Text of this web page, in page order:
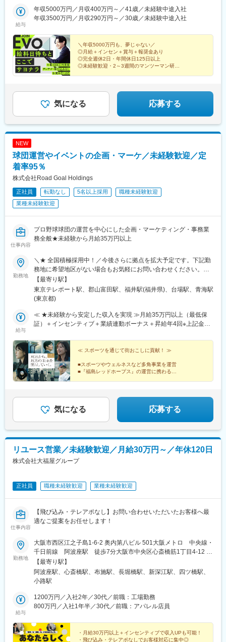
南林間駅、志村坂上駅、駅東公園前駅、下高井戸駅、岩原駅、熊
川駅、逗子・葉山駅、宮前平駅、並木中央駅、西新宿五丁目駅、
山陽女学園前駅、球場前駅(高知県)、大江橋駅、宇都宮駅東口駅
くりこま高原駅、長町一丁目駅、宇治駅(奈良線)、久津川駅、山城
青谷駅、天ケ瀬駅、有佐駅、吉井駅(群馬県)、前橋大島駅、広駅、
西町駅、具同駅、浜崎駅、朝霞台駅、東岩槻駅、大野原駅、亀山
駅(三重県)、三瀬谷駅、南鳥海駅、鶴岡駅、赤湯駅、奈古駅、日野
駅(滋賀県)、堅田駅、近江長岡駅、十文字駅、扇田駅、三ツ境駅、
鴨宮駅、三沢駅(青森県)、板柳駅、磐田駅、美川駅、野々市駅(Ｉ
Ｒいしかわ鉄道線)、九重駅、滑河駅、大網駅、北信太駅、寝屋川
作駅、和泉多摩川駅、井荻駅、阿波山川駅、石井駅(徳島県)、南小
松島駅、ゆいの杜東駅、高久駅、五位堂駅、富雄駅、西加積駅、
守谷駅、ゆめみ野駅、北春日部駅、上星川駅、善行駅、三崎口
駅、内宿駅、柏の葉キャンパス駅、岩瀬駅、古河駅、鶴瀬駅、東
武動物公園駅、上板橋駅、本厚木駅、亀戸水神駅、東千葉駅、高
駅、川和町駅、雀宮駅、岡本駅(栃木県)、木更津駅、北松戸駅、武
里駅、栗橋駅、樅山駅、湯河原駅、松戸駅、東富岡駅、新鹿沼
十条駅(東京都)、みどり台駅、東宿郷駅、江曽島駅、笠間駅、下館
駅、新守谷駅、流山おおたかの森駅、南柏駅、明大前駅、塚原
泉駅、公津の杜駅、八街駅、茂原駅、牛浜駅、藤沢駅、雑色駅、
西立川駅、北八王子駅、三鷹駅、曳舟駅、西葛西駅、逗子駅、宮
崎台駅、並木北駅、古淵駅、矢板駅、北真岡駅、伊勢原駅、淵野
辺駅、中野坂上駅、広電廿日市駅、安芸駅、土佐山田駅、大阪空
港駅(大阪モノレール)、狛江駅、芳賀台駅、学園前駅(奈良県)、上
保原駅、肥後橋駅、下板橋駅、登戸駅、東伏見駅、下総中山駅、
南林間駅、志村坂上駅、駅東公園前駅、下高井戸駅、岩原駅、熊
川駅、逗子・葉山駅、宮前平駅、並木中央駅、西新宿五丁目駅、
山陽女学園前駅、球場前駅(高知県)、大江橋駅、宇都宮駅東口駅
給与
年収5000万円／月収400万円～／41歳／未経験中途入社
年収3500万円／月収290万円～／30歳／未経験中途入社
＼年収5000万円も、夢じゃない／
◎月給＋インセン＋賞与＋報奨金あり
◎完全週休2日・年間休日125日以上
◎未経験歓迎・2～3週間のマンツーマン研修
気になる 応募する
NEW
球団運営やイベントの企画・マーケ／未経験歓迎／定
着率95％
株式会社Road Goal Holdings
正社員 転勤なし 5名以上採用
職種未経験歓迎
業種未経験歓迎
仕事内容
プロ野球球団の運営を中心にした企画・マーケティング・事務業
務全般★未経験から月給35万円以上
勤務地
＼★ 全国積極採用中！／今後さらに拠点を拡大予定です。下記勤
務地に希望地区がない場合もお気軽にお問い合わせください。≪
希望に沿わない転勤なし ★ 東京を拠点に地方都市に貢献≫■東京
本社／東京都江東区青海1-1-20 ダイバーシティ東京 オフィスタワ
ー 12F■東北オフィス／福島県郡山市八山田3丁目22■北陸オフィ
【最寄り駅】
東京テレポート駅、郡山富田駅、福井駅(福井県)、台場駅、青海駅
(東京都)
給与
≪ ★未経験から安定した収入を実現 ≫月給35万円以上（最低保
証）＋インセンティブ＋業績連動ボーナス＋昇給年4回※上記金額
す。超過分は別途支給。※最大6ヶ月の試用期間あり（期間中は月
給32万円となります/45時間分の固定残業代7万8300円～を含む/
超過分は別途支給）。※経験や能力を考慮の上、金額を決定しま
す。
≪ スポーツを通じて街おこしに貢献！ ≫
■スポーツやウェルネスなど多角事業を運営
■『福島レッドホープス』の運営に携わる
気になる 応募する
リユース営業／未経験歓迎／月給30万円～／年休120日
株式会社大福屋グループ
正社員 職種未経験歓迎 業種未経験歓迎
仕事内容
【飛び込み・テレアポなし】お問い合わせいただいたお客様へ最
適なご提案をお任せします！
勤務地
大阪市西区江之子島1-6-2 奥内第八ビル 501大阪メトロ 中央線・
千日前線 阿波座駅 徒歩7分大阪市中央区心斎橋筋1丁目4-12 心
斎橋日光ビル1F2号大阪メトロ 御堂筋線・四ツ橋線・長堀鶴見
緑地線 心斎橋駅 徒歩3分大阪メトロ 堺筋線・長堀鶴見緑地線
長堀橋駅 徒歩7分大阪府東大阪市長堂1丁目11-1近鉄奈良線・近鉄
【最寄り駅】
阿波座駅、心斎橋駅、布施駅、長堀橋駅、新深江駅、四ツ橋駅、
小路駅
給与
1200万円／入社2年／30代／前職：工場勤務
800万円／入社1年半／30代／前職：アパレル店員
・月給30万円以上＋インセンティブで収入UPも可能！
・飛び込み・テレアポなしでお客様対応に集中◎